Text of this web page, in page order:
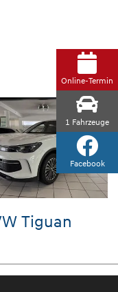
Online-Termin
1 Fahrzeuge
Facebook